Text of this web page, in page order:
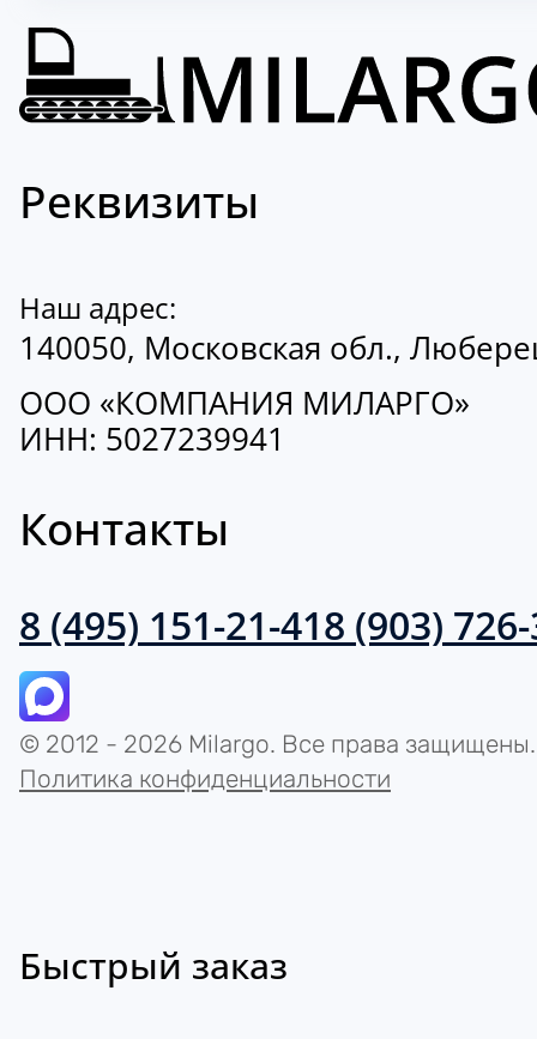
Реквизиты
Наш адрес:
140050, Московская обл.,
ООО «КОМПАНИЯ МИЛАРГО»
ИНН: 5027239941
Контакты
8 (495) 151-21-418 (903)
© 2012 - 2026 Milargo. Все права защищены.
Политика конфиденциальности
Быстрый заказ